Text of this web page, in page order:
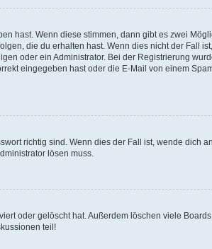
hast. Wenn diese stimmen, dann gibt es zwei
die du erhalten hast. Wenn dies nicht der Fall
oder ein Administrator. Bei der Registrierung
eingegeben hast oder die E-Mail von einem
richtig sind. Wenn dies der Fall ist, wende dich
lösen muss.
oder gelöscht hat. Außerdem löschen viele
teil!